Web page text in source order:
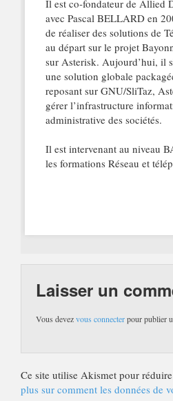
Il est co-fondateur de Allied
avec Pascal BELLARD en
de réaliser des solutions de
au départ sur le projet
sur Asterisk. Aujourd’hui, il
une solution globale
reposant sur GNU/SliTaz,
gérer l’infrastructure
administrative des sociétés.
Il est intervenant au niveau
les formations Réseau et
Laisser un
Vous devezvous connecterpour publier
Ce site utilise Akismet pour
plus sur comment les données de